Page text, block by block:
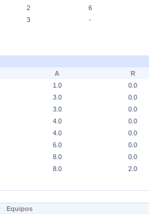
2 6
3 -
A R
1.0 0.0
3.0 0.0
3.0 0.0
4.0 0.0
4.0 0.0
6.0 0.0
8.0 0.0
8.0 2.0
Equipos